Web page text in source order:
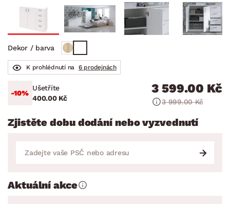
Dekor / barva
K prohlédnutí na 6 prodejnách
-10%
Ušetříte
400.00 Kč
3 599.00 Kč
3 999.00 Kč
Zjistěte dobu dodání nebo vyzvednutí
Aktuální akce